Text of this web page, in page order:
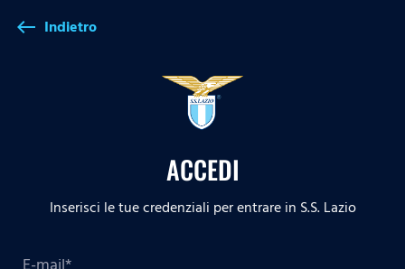
west Indietro
ACCEDI
Inserisci le tue credenziali per entrare in S.S. Lazio